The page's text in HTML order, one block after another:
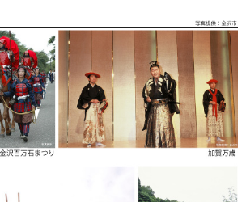
子舞の棒振り衣裳の当社で作成する標準的